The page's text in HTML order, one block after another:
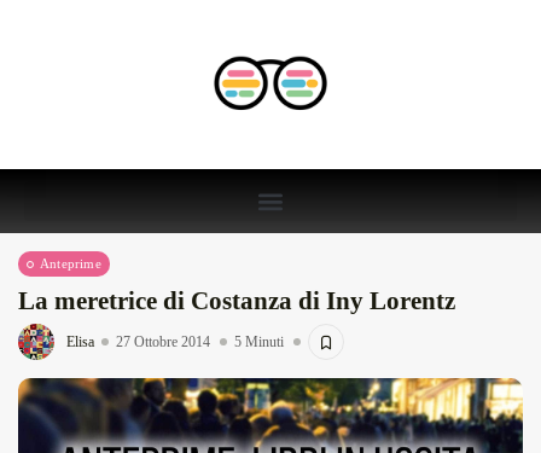
Anteprime
La meretrice di Costanza di Iny Lorentz
Elisa 27 Ottobre 2014 5 Minuti